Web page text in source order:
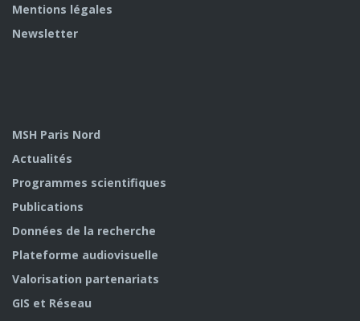
Mentions légales
Newsletter
MSH Paris Nord
Actualités
Programmes scientifiques
Publications
Données de la recherche
Plateforme audiovisuelle
Valorisation partenariats
GIS et Réseau